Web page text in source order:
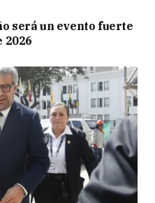
será un evento fuerte
2026